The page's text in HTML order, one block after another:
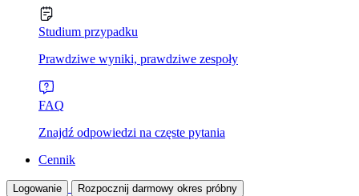
Studium przypadku
Prawdziwe wyniki, prawdziwe zespoły
FAQ
Znajdź odpowiedzi na częste pytania
Cennik
Logowanie Rozpocznij darmowy okres próbny